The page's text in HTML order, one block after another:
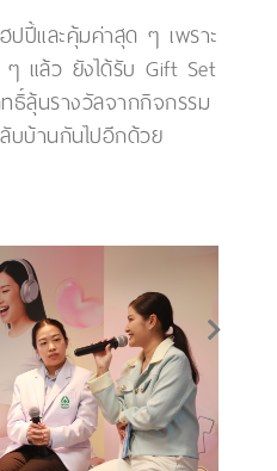
ปี้และคุ้มค่าสุด ๆ เพราะ
ๆ แล้ว ยังได้รับ Gift Set
ลุ้นรางวัลจากกิจกรรม
บบ้านกันไปอีกด้วย